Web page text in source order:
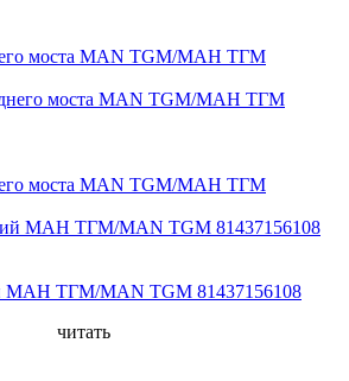
моста MAN TGM/МАН ТГМ
моста MAN TGM/МАН ТГМ
МАН ТГМ/MAN TGM 81437156108
читать